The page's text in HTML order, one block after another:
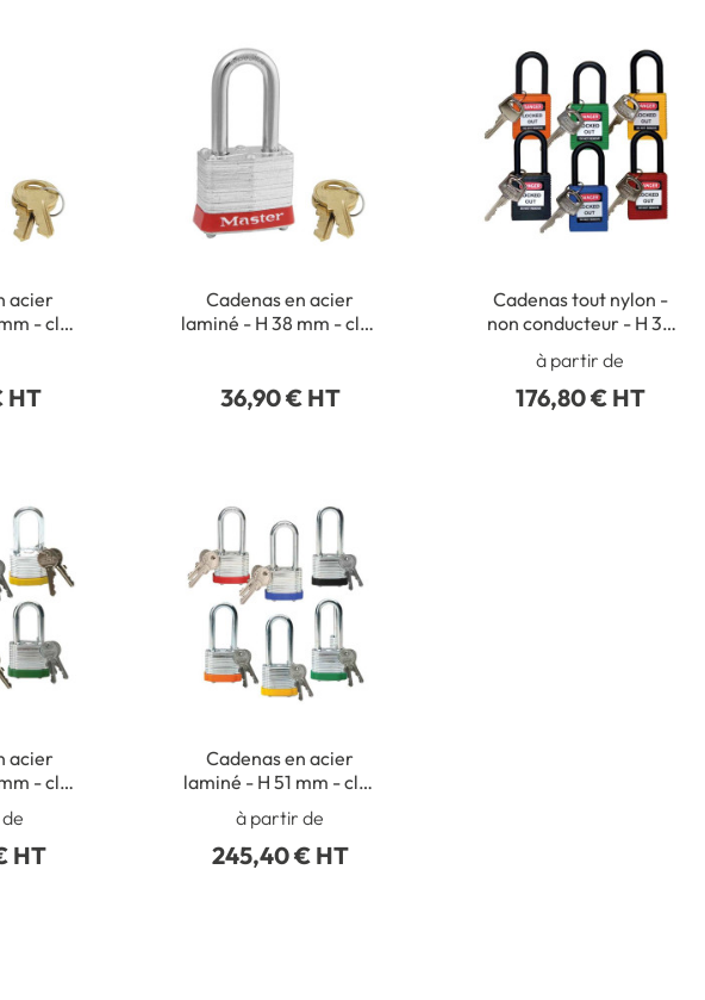
acier
- clés
HT
Cadenas en acier
laminé - H 38 mm - clés
36,90 € HT
Cadenas tout nylon -
non conducteur - H 38
mm - clés différentes -
Lot de 6
à partir de
176,80 € HT
acier
- clés
de 6
HT
Cadenas en acier
laminé - H 51 mm - clés
différentes - Lot de 6
cadenas
à partir de
245,40 € HT